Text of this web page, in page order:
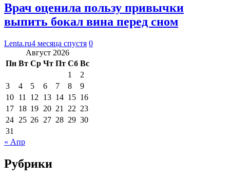
Врач оценила пользу привычки
выпить бокал вина перед сном
Lenta.ru4 месяца спустя 0
Август 2026
Пн Вт Ср Чт Пт Сб Вс
1
2
3
4 5 6 7 8
9
10 11 12 13 14 15 16
17 18 19 20 21 22 23
24 25 26 27 28 29 30
31
« Апр
Рубрики